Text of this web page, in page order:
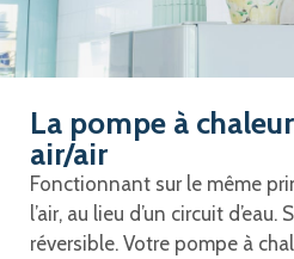
La pompe à
air/air
Fonctionnant sur le même
l’air, au lieu d’un circuit
réversible. Votre pompe à